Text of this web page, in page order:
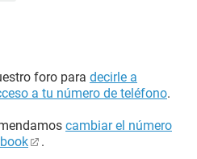
foro para decirle a
a tu número de teléfono.
cambiar el número
.